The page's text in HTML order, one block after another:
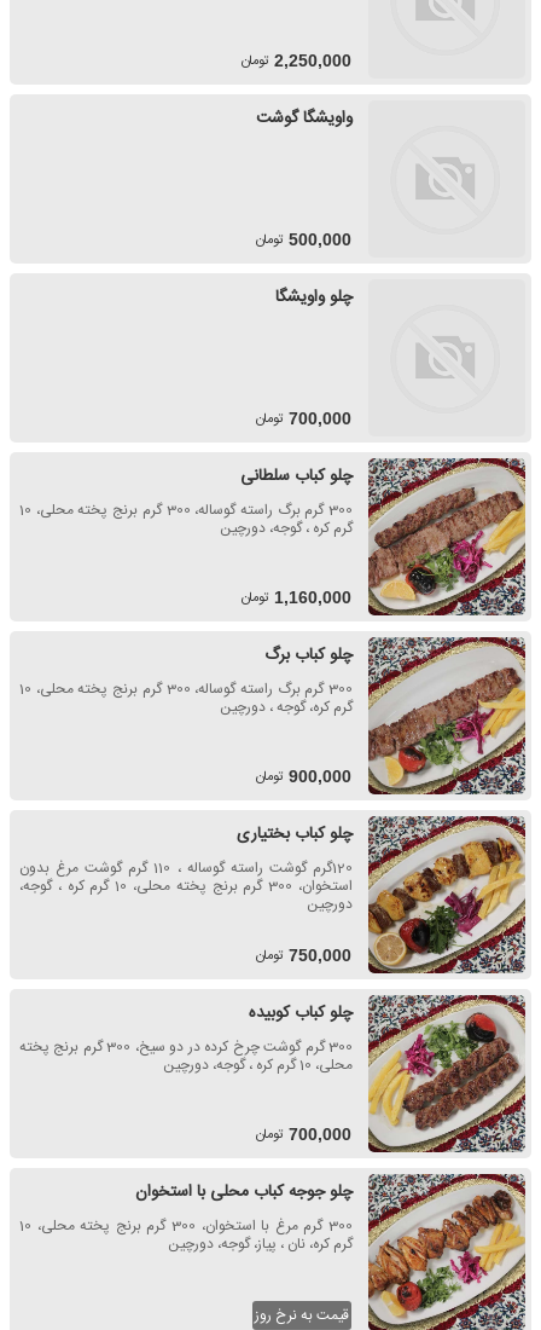
2,250,000 تومان
واویشگا گوشت
500,000 تومان
چلو واویشگا
700,000 تومان
چلو کباب سلطانی
300 گرم برگ راسته گوساله، 300 گرم برنج پخته محلی، 10
گرم کره ، گوجه، دورچین
1,160,000 تومان
چلو کباب برگ
300 گرم برگ راسته گوساله، 300 گرم برنج پخته محلی، 10
گرم کره، گوجه ، دورچین
900,000 تومان
چلو کباب بختیاری
120گرم گوشت راسته گوساله ، 110 گرم گوشت مرغ بدون
استخوان، 300 گرم برنج پخته محلی، 10 گرم کره ، گوجه،
دورچین
750,000 تومان
چلو کباب کوبیده
300 گرم گوشت چرخ کرده در دو سیخ، 300 گرم برنج پخته
محلی، 10 گرم کره ، گوجه، دورچین
700,000 تومان
چلو جوجه کباب محلی با استخوان
300 گرم مرغ با استخوان، 300 گرم برنج پخته محلی، 10
گرم کره، نان ، پیاز، گوجه، دورچین
قیمت به نرخ روز